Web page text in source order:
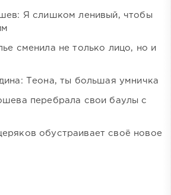
Я слишком ленивый, чтобы
сменила не только лицо, но и
Теона, ты большая умничка
перебрала свои баулы с
обустраивает своё новое